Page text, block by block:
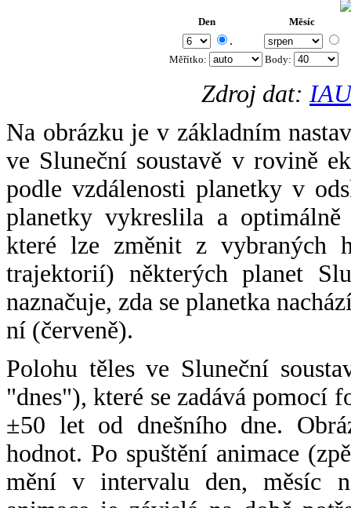
Den Měsíc
.
Měřítko: Body:
Zdroj dat:
Na obrázku je v základním
ve Sluneční soustavě v rovině
podle vzdálenosti planetky v
planetky vykreslila a
které lze změnit z vybraných
trajektorií) některých planet
naznačuje, zda se planetka
ní (červeně).
Polohu těles ve Sluneční
"dnes"), které se zadává pomocí
±50 let od dnešního dne.
hodnot. Po spuštění animace
mění v intervalu den, měsíc